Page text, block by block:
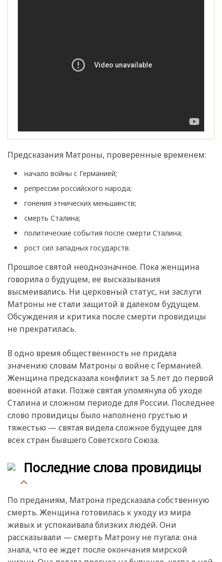
Предсказания Матроны, проверенные временем:
начало войны с Германией;
репрессии российского народа;
гонения этнических меньшинств;
смерть Сталина;
политические события после смерти Сталина;
рост сил западных государств.
Прошлое святой неоднозначное. Пока женщина
говорила о будущем, ее высказывания
высмеивались. Ни церковный статус, ни заслуги
Матроны не стали защитой в далеком будущем.
Обсуждения и критика после смерти провидицы
не прекратилась.
В одно время общественность не придала
значению словам Матроны о войне с Германией.
Женщина предсказала конфликт за 5 лет до первой
военной атаки. Позже святая упомянула об уходе
Сталина и сложном периоде для России. Последнее
слово провидицы было наполнено грустью и
тяжестью — святая видела сложное будущее для
всех стран бывшего Советского Союза.
Последние слова провидицы
По преданиям, Матрона предсказала собственную
смерть. Женщина готовилась к уходу из мира
живых и успокаивала близких людей. Они
рассказывали — смерть Матрону не пугала: она
знала, что ее ждет после окончания мирской